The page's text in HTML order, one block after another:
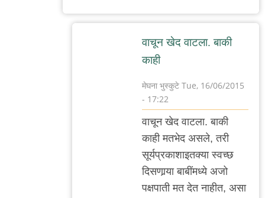
वाचून खेद वाटला. बाकी
काही
मेघना भुस्कुटे Tue, 16/06/2015
- 17:22
reply
"ह्यांचे"
वाचून खेद वाटला. बाकी
काही मतभेद असले, तरी
सूर्यप्रकाशाइतक्या स्वच्छ
दिसणार्‍या बाबींमध्ये अजो
पक्षपाती मत देत नाहीत, असा